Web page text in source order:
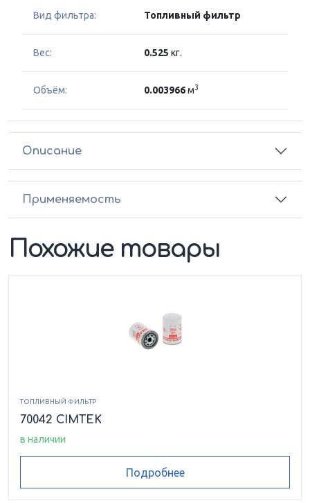
Вид фильтра: Топливный фильтр
Вес: 0.525 кг.
Объём: 0.003966м3
Описание
Применяемость
Похожие товары
ТОПЛИВНЫЙ ФИЛЬТР
70042 CIMTEK
в наличии
Подробнее